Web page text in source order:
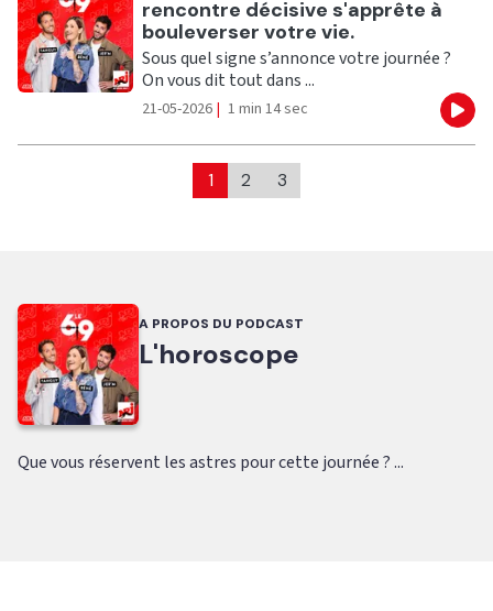
rencontre décisive s'apprête à
bouleverser votre vie.
Sous quel signe s’annonce votre journée ?
On vous dit tout dans ...
21-05-2026 | 1 min 14 sec
1 2 3
A PROPOS DU PODCAST
L'horoscope
Que vous réservent les astres pour cette journée ? ...